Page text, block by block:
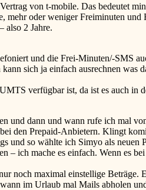
von t-mobile. Das bedeutet
oder weniger Freiminuten
also 2 Jahre.
und die Frei-Minuten/-SMS
sich ja einfach ausrechnen was
verfügbar ist, da ist es auch in
und dann und wann rufe ich mal
den Prepaid-Anbietern. Klingt
so wählte ich Simyo als neuen
ich mache es einfach. Wenn es
noch maximal einstellige
im Urlaub mal Mails abholen